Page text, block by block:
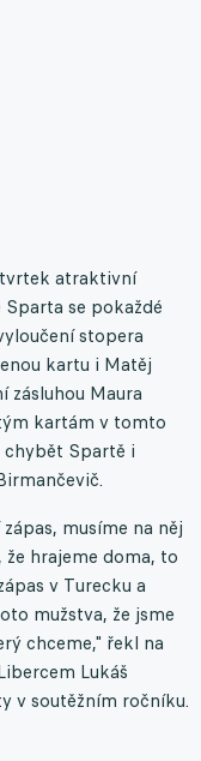
atraktivní
se pokaždé
stopera
kartu i Matěj
zásluhou Maura
kartám v tomto
chybět Spartě i
musíme na něj
že hrajeme doma, to
v Turecku a
mužstva, že jsme
chceme," řekl na
Lukáš
v soutěžním ročníku.